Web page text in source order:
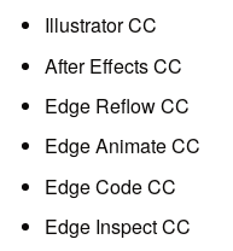
Illustrator CC
After Effects CC
Edge Reflow CC
Edge Animate CC
Edge Code CC
Edge Inspect CC